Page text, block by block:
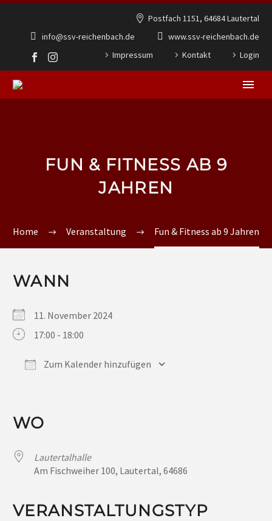
Postfach 1151, 64684 Lautertal
info@ssv-reichenbach.de
www.ssv-reichenbach.de
Impressum
Kontakt Login
FUN & FITNESS AB 9
JAHREN
Home Veranstaltung Fun & Fitness ab 9 Jahren
WANN
11. November 2024
17:00 - 18:00
Zum Kalender hinzufügen
WO
Lautertalhalle
Am Fischweiher 100, Lautertal, 64686
VERANSTALTUNGSTYP